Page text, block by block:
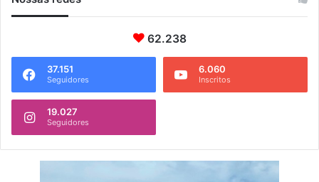
62.238
37.151
Seguidores
6.060
Inscritos
19.027
Seguidores